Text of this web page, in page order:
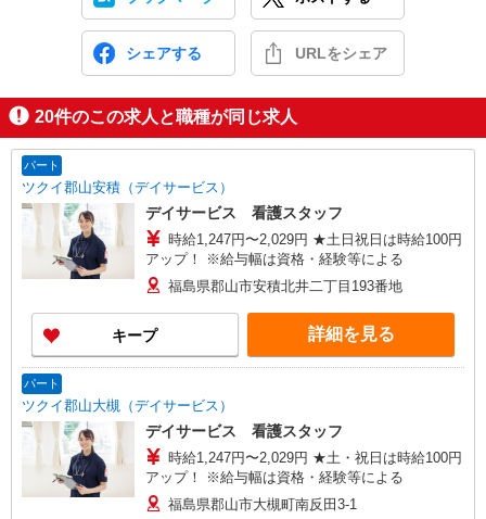
シェアする URLをシェア
20件のこの求人と職種が同じ求人
パート
ツクイ郡山安積（デイサービス）
デイサービス 看護スタッフ
時給1,247円〜2,029円 ★土日祝日は時給100円
アップ！ ※給与幅は資格・経験等による
福島県郡山市安積北井二丁目193番地
キープ 詳細を見る
パート
ツクイ郡山大槻（デイサービス）
デイサービス 看護スタッフ
時給1,247円〜2,029円 ★土・祝日は時給100円
アップ！ ※給与幅は資格・経験等による
福島県郡山市大槻町南反田3-1